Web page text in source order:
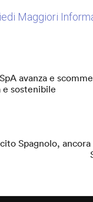
Maggiori
avanza e
sostenibile
Spagnolo,